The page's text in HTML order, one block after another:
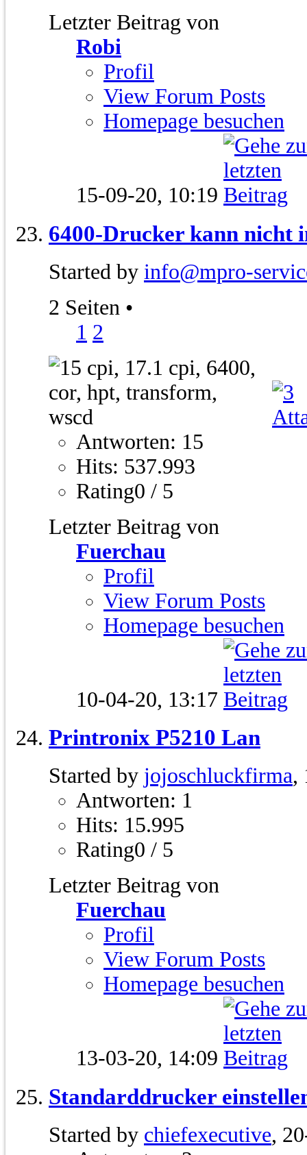
Letzter Beitrag von
Robi
Profil
View Forum Posts
Homepage besuchen
15-09-20, 10:19
6400-Drucker kann nicht
Started by info@mpro-
2 Seiten •
1 2
Antworten: 15
Hits: 537.993
Rating0 / 5
Letzter Beitrag von
Fuerchau
Profil
View Forum Posts
Homepage besuchen
10-04-20, 13:17
Printronix P5210 Lan
Started by jojoschluckfirma,
Antworten: 1
Hits: 15.995
Rating0 / 5
Letzter Beitrag von
Fuerchau
Profil
View Forum Posts
Homepage besuchen
13-03-20, 14:09
Standarddrucker
Started by chiefexecutive,